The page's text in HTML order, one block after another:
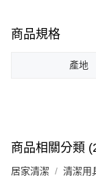
商品規格
產地
商品相關分類
居家清潔 清潔用